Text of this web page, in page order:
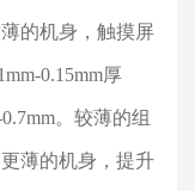
的机身，触摸屏
0.15mm厚
。较薄的组
薄的机身，提升